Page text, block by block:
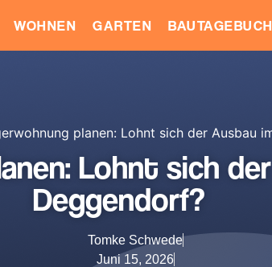
WOHNEN GARTEN BAUTAGEBUCH
planen: Lohnt sich der Ausbau
Lohnt sich
Deggendorf?
Tomke Schwede
Juni 15, 2026